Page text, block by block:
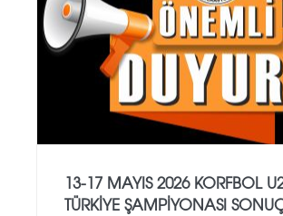
13-17 MAYIS 2026 KORFBOL
TÜRKİYE ŞAMPİYONASI